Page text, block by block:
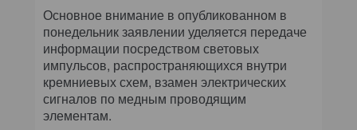
Основное внимание в опубликованном в
понедельник заявлении уделяется передаче
информации посредством световых
импульсов, распространяющихся внутри
кремниевых схем, взамен электрических
сигналов по медным проводящим
элементам.